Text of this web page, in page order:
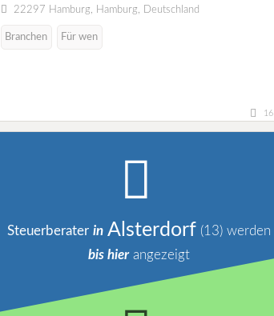
22297 Hamburg, Hamburg, Deutschland
Branchen Für wen
16
Steuerberater in Alsterdorf (13)werden
bis hierangezeigt